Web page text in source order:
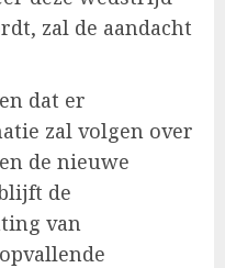
zal de aandacht
dat er
zal volgen over
de nieuwe
de
van